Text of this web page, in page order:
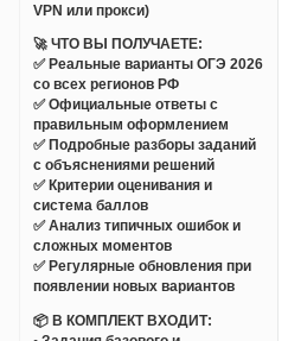
VPN или прокси)
🚀 ЧТО ВЫ ПОЛУЧАЕТЕ:
✅ Реальные варианты ОГЭ 2026
со всех регионов РФ
✅ Официальные ответы с
правильным оформлением
✅ Подробные разборы заданий
с объяснениями решений
✅ Критерии оценивания и
система баллов
✅ Анализ типичных ошибок и
сложных моментов
✅ Регулярные обновления при
появлении новых вариантов
📦 В КОМПЛЕКТ ВХОДИТ: